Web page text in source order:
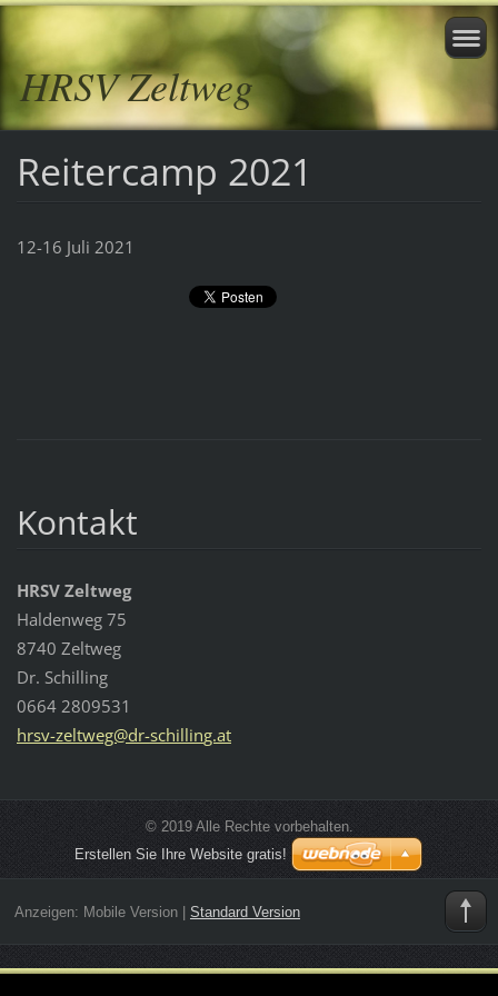
HRSV Zeltweg
Reitercamp 2021
12-16 Juli 2021
Kontakt
HRSV Zeltweg
Haldenweg 75
8740 Zeltweg
Dr. Schilling
0664 2809531
hrsv-zeltweg@dr-schilling.at
© 2019 Alle Rechte vorbehalten.
Erstellen Sie Ihre Website gratis!
Anzeigen: Mobile Version| Standard Version